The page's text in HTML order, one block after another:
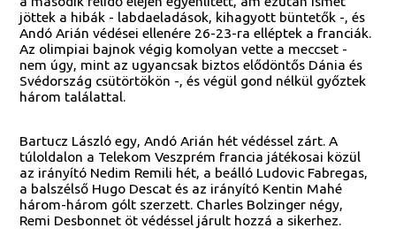
jöttek a hibák - labdaeladások, kihagyott büntetők -, és
Andó Arián védései ellenére 26-23-ra elléptek a franciák.
Az olimpiai bajnok végig komolyan vette a meccset -
nem úgy, mint az ugyancsak biztos elődöntős Dánia és
Svédország csütörtökön -, és végül gond nélkül győztek
három találattal.
Bartucz László egy, Andó Arián hét védéssel zárt. A
túloldalon a Telekom Veszprém francia játékosai közül
az irányító Nedim Remili hét, a beálló Ludovic Fabregas,
a balszélső Hugo Descat és az irányító Kentin Mahé
három-három gólt szerzett. Charles Bolzinger négy,
Remi Desbonnet öt védéssel járult hozzá a sikerhez.